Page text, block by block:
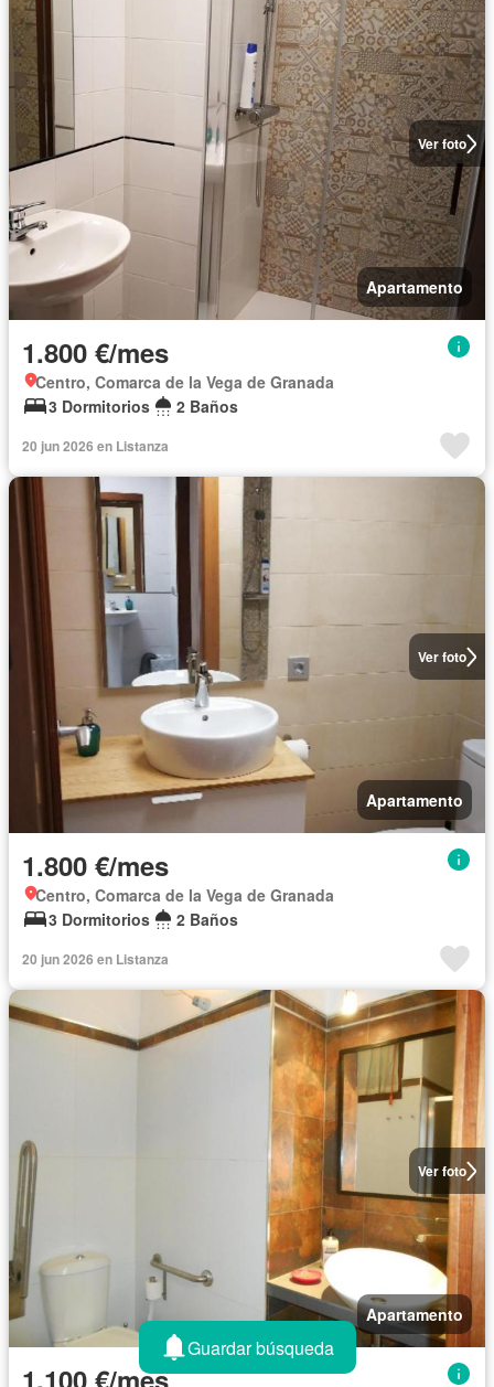
Ver foto
Apartamento
1.800 €/mes
Centro, Comarca de la Vega de Granada
3 Dormitorios
2 Baños
20 jun 2026 en Listanza
Ver foto
Apartamento
1.800 €/mes
Centro, Comarca de la Vega de Granada
3 Dormitorios
2 Baños
20 jun 2026 en Listanza
Ver foto
Apartamento
1.100 €/mes
Guardar búsqueda